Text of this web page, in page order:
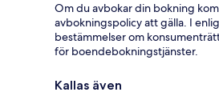
Om du avbokar din bokning
avbokningspolicy att gälla. I
bestämmelser om
för boendebokningstjänster.
Kallas även